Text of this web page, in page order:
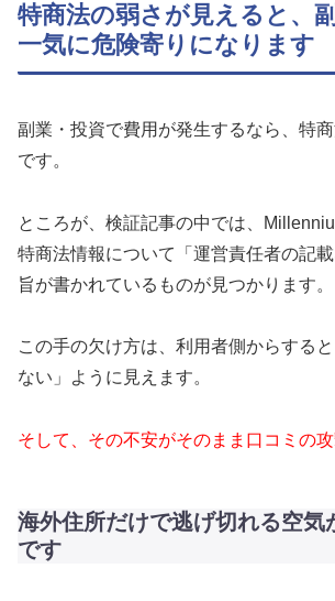
特商法の弱さが見えると、
一気に危険寄りになります
副業・投資で費用が発生するなら、特
です。
ところが、検証記事の中では、
特商法情報について「運営責任者の記
旨が書かれているものが見つかります。
この手の欠け方は、利用者側からする
ない」ように見えます。
そして、その不安がそのまま口コミの攻
海外住所だけで逃げ切れる空気
です